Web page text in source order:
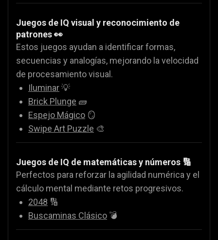
Juegos de IQ visual y reconocimiento de
patrones 👀
Estos juegos ayudan a identificar formas,
secuencias y analogías, mejorando la velocidad
de procesamiento visual.
Iluminar💡
Brick Plunge 🧱
Espejo Mágico 🪞
Swipe Art Puzzle 🎨
Juegos de IQ de matemáticas y números 🔢
Perfectos para reforzar la agilidad numérica y el
cálculo mental mediante retos progresivos.
2048 🔢
Buscaminas Clásico 💣